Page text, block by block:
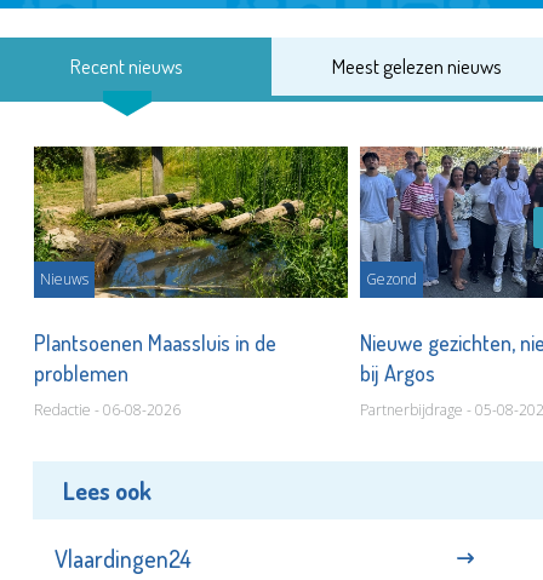
Recent nieuws Meest gelezen nieuws
Nieuws
Plantsoenen Maassluis in de
problemen
Redactie - 06-08-2026
Gezond
Nieuwe gezichten,
bij Argos
Partnerbijdrage - 05-08-
Lees ook
Vlaardingen24